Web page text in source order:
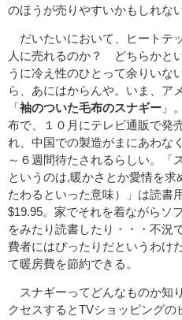
のほうが売りやすいかもしれない
だいたいにおいて、ヒートテ
人に売れるのか？ どちらかと
うに冷え性のひとって余りいな
ら、あにはからんや。いま、ア
「 袖のついた毛布のスナギー 」
布で、１０月にテレビ通販で発
れ、中国での製造がまにあわな
～６週間待たされるらしい。「
というのは,暖かさとか愛情を
たわるといった意味）」は読書
$19.95。家でそれを着ながらソ
をみたり読書したり・・・不況
費者にはぴったりだというわけ
て暖房費を節約できる。
スナギーってどんなものか知
クセスするとTVショッピングの